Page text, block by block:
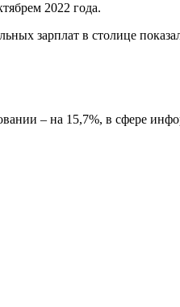
2022 года.
зарплат в столице
– на 15,7%, в сфере